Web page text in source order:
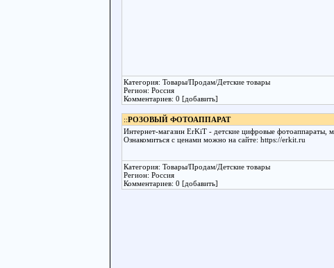
Категория: Товары/Продам/Детские товары
Регион: Россия
Комментариев: 0 [добавить]
::РОЗОВЫЙ ФОТОАППАРАТ
Интернет-магазин ErKiT - детские цифровые фотоаппараты,
Ознакомиться с ценами можно на сайте: https://erkit.ru
Категория: Товары/Продам/Детские товары
Регион: Россия
Комментариев: 0 [добавить]